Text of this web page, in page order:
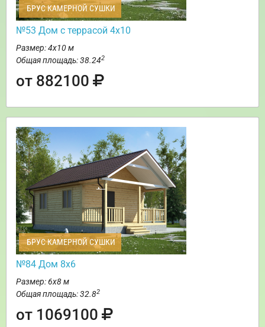
БРУС КАМЕРНОЙ СУШКИ
№53 Дом с террасой 4х10
Размер: 4х10 м
Общая площадь: 38.242
от 882100
БРУС КАМЕРНОЙ СУШКИ
№84 Дом 8х6
Размер: 6х8 м
Общая площадь: 32.82
от 1069100